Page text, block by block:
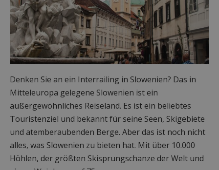
Denken Sie an ein Interrailing in Slowenien? Das in
Mitteleuropa gelegene Slowenien ist ein
außergewöhnliches Reiseland. Es ist ein beliebtes
Touristenziel und bekannt für seine Seen, Skigebiete
und atemberaubenden Berge. Aber das ist noch nicht
alles, was Slowenien zu bieten hat. Mit über 10.000
Höhlen, der größten Skisprungschanze der Welt und